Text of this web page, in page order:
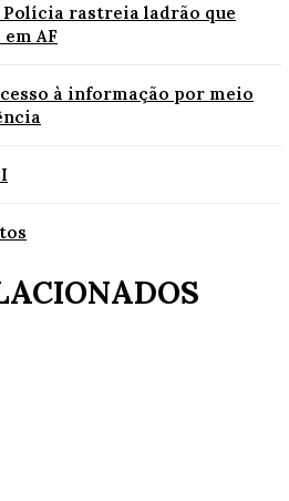
Polícia rastreia ladrão que
AF
à informação por meio